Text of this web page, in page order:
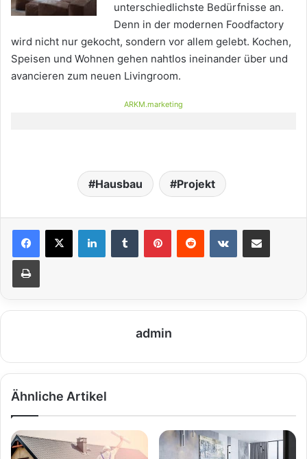
unterschiedlichste Bedürfnisse an.
Denn in der modernen Foodfactory
wird nicht nur gekocht, sondern vor allem gelebt. Kochen,
Speisen und Wohnen gehen nahtlos ineinander über und
avancieren zum neuen Livingroom.
ARKM.marketing
Hausbau Projekt
admin
Ähnliche Artikel